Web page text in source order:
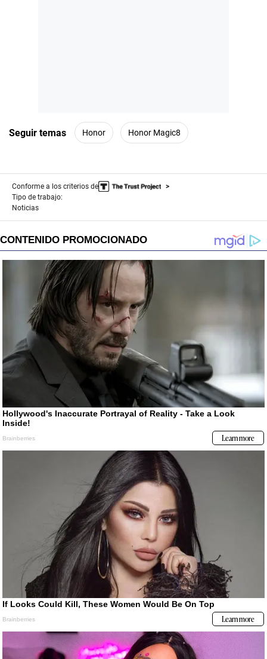
Seguir temas Honor Honor Magic8
Conforme a los criterios de
Tipo de trabajo:
Noticias